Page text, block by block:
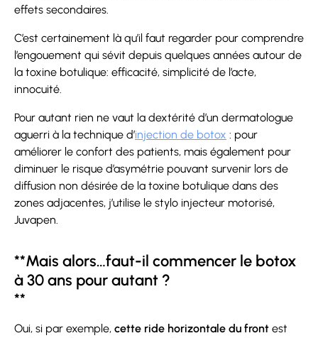
effets secondaires.
C’est certainement là qu’il faut regarder pour comprendre
l’engouement qui sévit depuis quelques années autour de
la toxine botulique: efficacité, simplicité de l’acte,
innocuité.
Pour autant rien ne vaut la dextérité d’un dermatologue
aguerri à la technique d’injection de botox : pour
améliorer le confort des patients, mais également pour
diminuer le risque d’asymétrie pouvant survenir lors de
diffusion non désirée de la toxine botulique dans des
zones adjacentes, j’utilise le stylo injecteur motorisé,
Juvapen.
**Mais alors…faut-il commencer le botox
à 30 ans pour autant ?
**
Oui, si par exemple, cette ride horizontale du front est